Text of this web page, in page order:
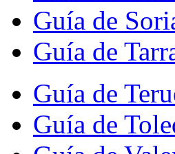
Guía de
Guía de
Guía de
Guía de